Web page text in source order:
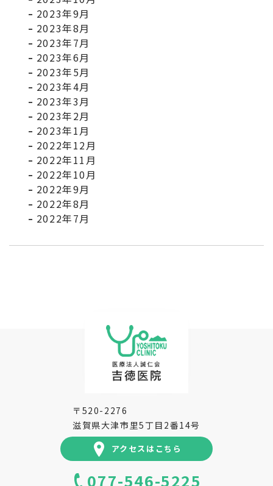
2023年9月
2023年8月
2023年7月
2023年6月
2023年5月
2023年4月
2023年3月
2023年2月
2023年1月
2022年12月
2022年11月
2022年10月
2022年9月
2022年8月
2022年7月
〒520-2276
滋賀県大津市里5丁目2番14号
アクセスはこちら
077-546-5225